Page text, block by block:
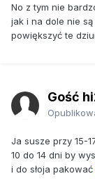
No z tym nie
jak i na dole nie
powiększyć te
Gość
Ja susze przy 15-
10 do 14 dni by
i do słoja pakować